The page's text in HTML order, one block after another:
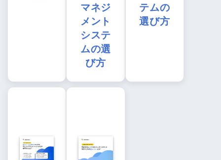
マネジ
メント
システ
ムの選
び方
テムの
選び方